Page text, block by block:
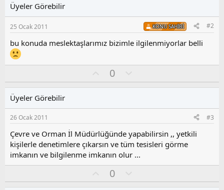
Üyeler Görebilir
25 Ocak 2011 KONU SAHIBI #2
bu konuda meslektaşlarımız bizimle ilgilenmiyorlar belli
y
0
l
s
u
z
o
l
Üyeler Görebilir
26 Ocak 2011 #3
Çevre ve Orman İl Müdürlüğünde yapabilirsin ,, yetkili
kişilerle denetimlere çıkarsın ve tüm tesisleri görme
imkanın ve bilgilenme imkanın olur ...
y
0
l